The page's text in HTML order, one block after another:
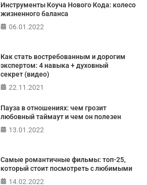
Инструменты Коуча Нового Кода: колесо
жизненного баланса
06.01.2022
Как стать востребованным и дорогим
экспертом: 4 навыка + духовный
секрет (видео)
22.11.2021
Пауза в отношениях: чем грозит
любовный таймаут и чем он полезен
13.01.2022
Самые романтичные фильмы: топ-25,
который стоит посмотреть с любимыми
14.02.2022